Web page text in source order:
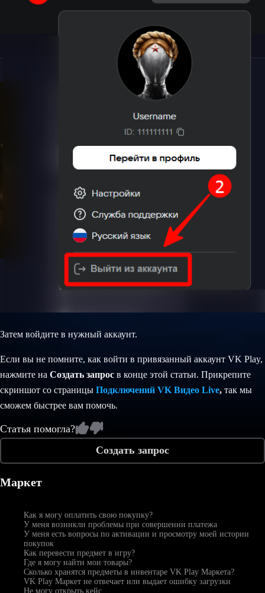
Затем войдите в нужный аккаунт.
Если вы не помните, как войти в привязанный аккаунт VK Play,
нажмите на Создать запрос в конце этой статьи. Прикрепите
скриншот со страницы Подключений VK Видео Live, так мы
сможем быстрее вам помочь.
Статья помогла?
Создать запрос
Маркет
Как я могу оплатить свою покупку?
У меня возникли проблемы при совершении платежа
У меня есть вопросы по активации и просмотру моей истории
покупок
Как перевести предмет в игру?
Где я могу найти мои товары?
Сколько хранятся предметы в инвентаре VK Play Маркета?
VK Play Маркет не отвечает или выдает ошибку загрузки
Не могу открыть кейс